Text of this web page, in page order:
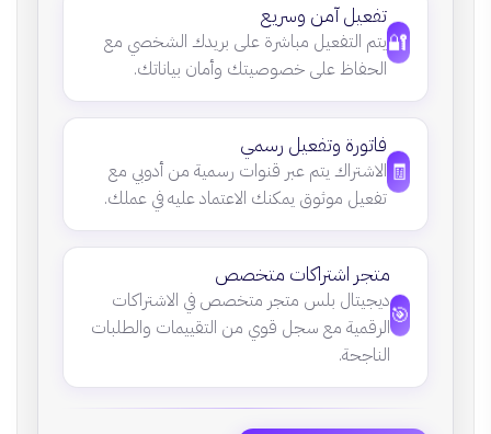
🔐
تفعيل آمن وسريع
يتم التفعيل مباشرة على بريدك الشخصي مع
الحفاظ على خصوصيتك وأمان بياناتك.
🧾
فاتورة وتفعيل رسمي
الاشتراك يتم عبر قنوات رسمية من أدوبي مع
تفعيل موثوق يمكنك الاعتماد عليه في عملك.
🎯
متجر اشتراكات متخصص
ديجيتال بلس متجر متخصص في الاشتراكات
الرقمية مع سجل قوي من التقييمات والطلبات
الناجحة.